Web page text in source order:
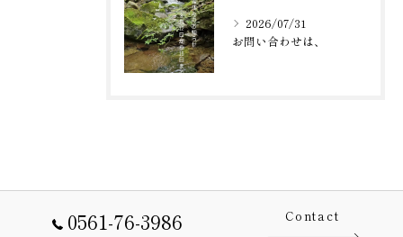
2026/07/31
お問い合わせは、
0561-76-3986 Contact